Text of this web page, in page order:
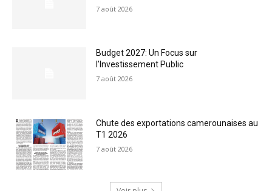
7 août 2026
Budget 2027: Un Focus sur
l’Investissement Public
7 août 2026
Chute des exportations camerounaises au
T1 2026
7 août 2026